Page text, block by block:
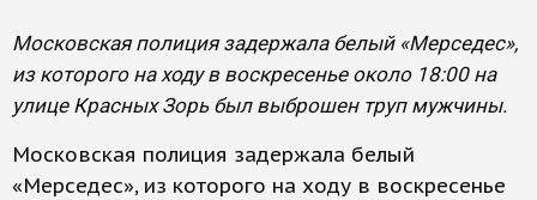
Московская полиция задержала белый «Мерседес»,
из которого на ходу в воскресенье около 18:00 на
улице Красных Зорь был выброшен труп мужчины.
Московская полиция задержала белый
«Мерседес», из которого на ходу в воскресенье